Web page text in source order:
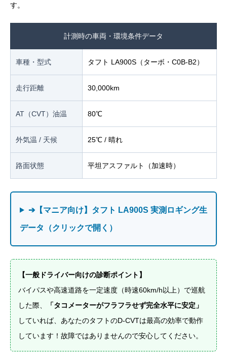
す。
計測時の車両・環境条件データ
車種・型式 タフト LA900S（ターボ・C0B-B2）
走行距離 30,000km
AT（CVT）油温 80℃
外気温 / 天候 25℃ / 晴れ
路面状態 平坦アスファルト（加速時）
➔【マニア向け】タフト LA900S 実測ロギング生
データ（クリックで開く）
【一般ドライバー向けの診断ポイント】
バイパスや高速道路を一定速度（時速60km/h以上）で巡航
した際、
「タコメーターがフラフラせず完全水平に安定」
していれば、あなたのタフトのD-CVTは最高の効率で動作
しています！故障ではありませんので安心してください。